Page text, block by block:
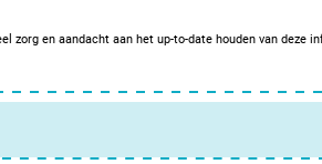
zorg en aandacht aan het up-to-date houden van